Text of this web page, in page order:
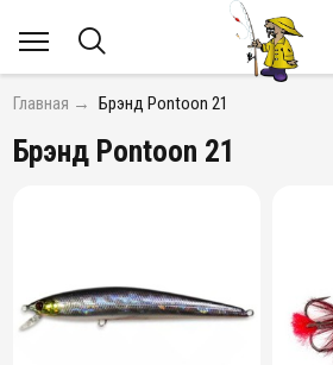
Главная → Брэнд Pontoon 21
Брэнд Pontoon 21